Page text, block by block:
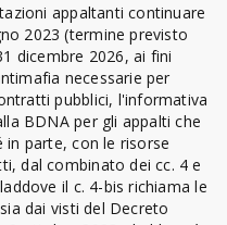
appaltanti continuare
2023 (termine previsto
dicembre 2026, ai fini
necessarie per
pubblici, l'informativa
BDNA per gli appalti che
parte, con le risorse
dal combinato dei cc. 4 e
il c. 4-bis richiama le
dai visti del Decreto